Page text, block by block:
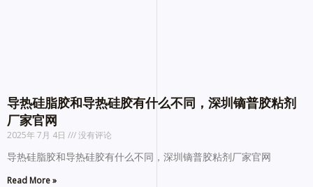
导热硅脂胶和导热硅胶有什么不同，深圳镝普胶粘剂
厂家官网
2025年 7月 4日 没有评论
导热硅脂胶和导热硅胶有什么不同，深圳镝普胶粘剂厂家官网
Read More »